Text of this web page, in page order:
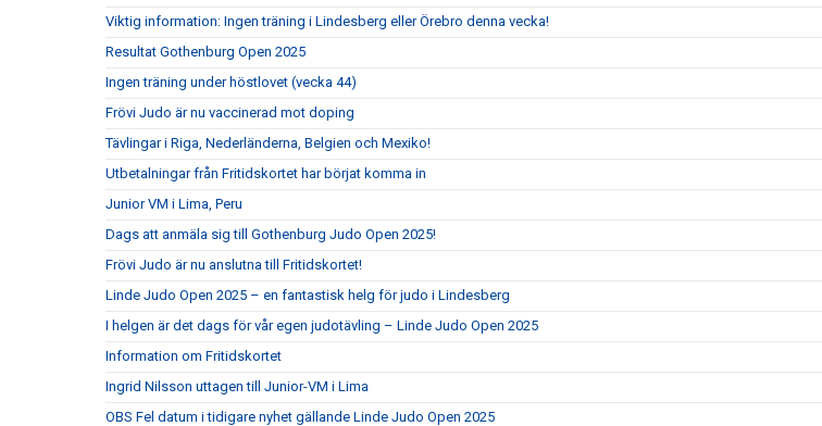
Viktig information: Ingen träning i Lindesberg eller Örebro denna vecka!
Resultat Gothenburg Open 2025
Ingen träning under höstlovet (vecka 44)
Frövi Judo är nu vaccinerad mot doping
Tävlingar i Riga, Nederländerna, Belgien och Mexiko!
Utbetalningar från Fritidskortet har börjat komma in
Junior VM i Lima, Peru
Dags att anmäla sig till Gothenburg Judo Open 2025!
Frövi Judo är nu anslutna till Fritidskortet!
Linde Judo Open 2025 – en fantastisk helg för judo i Lindesberg
I helgen är det dags för vår egen judotävling – Linde Judo Open 2025
Information om Fritidskortet
Ingrid Nilsson uttagen till Junior-VM i Lima
OBS Fel datum i tidigare nyhet gällande Linde Judo Open 2025